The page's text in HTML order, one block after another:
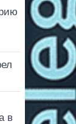
в